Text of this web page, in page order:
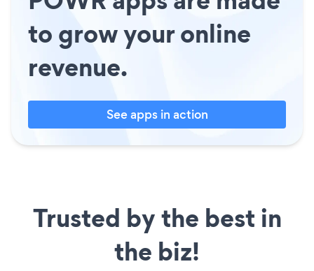
to grow your online
revenue.
See apps in action
Trusted by the best in
the biz!